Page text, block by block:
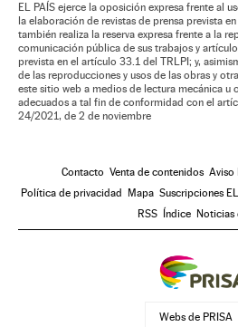
EL PAÍS ejerce la oposición expresa frente al
la elaboración de revistas de prensa prevista
también realiza la reserva expresa frente a la
comunicación pública de sus trabajos y
prevista en el artículo 33.1 del TRLPI; y,
de las reproducciones y usos de las obras y
este sitio web a medios de lectura mecánica u
adecuados a tal fin de conformidad con el
24/2021, de 2 de noviembre
Contacto Venta de contenidos Aviso
Política de privacidad
Mapa Suscripciones
RSS
Índice Noticias
Webs de PRISA